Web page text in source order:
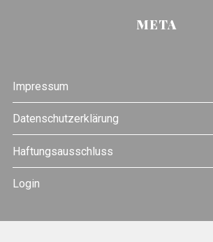
META
Impressum
Datenschutzerklärung
Haftungsausschluss
Login